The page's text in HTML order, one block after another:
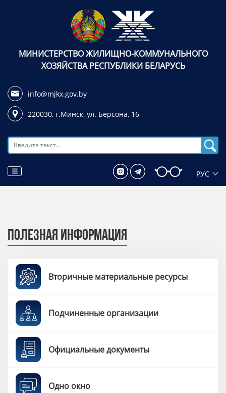
МИНИСТЕРСТВО ЖИЛИЩНО-КОММУНАЛЬНОГО
ХОЗЯЙСТВА РЕСПУБЛИКИ БЕЛАРУСЬ
info@mjkx.gov.by
220030, г.Минск, ул. Берсона, 16
Поиск
ПОЛЕЗНАЯ ИНФОРМАЦИЯ
Вторичные материальные ресурсы
Подчиненные организации
Официальные документы
Одно окно